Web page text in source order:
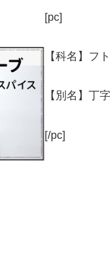
[pc]
【科名】フ
【別名】丁字
[/pc]